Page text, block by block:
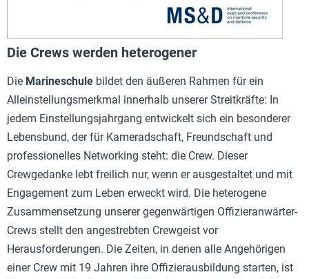
Die Crews werden heterogener
Die Marineschule bildet den äußeren Rahmen für ein
Alleinstellungsmerkmal innerhalb unserer Streitkräfte: In
jedem Einstellungsjahrgang entwickelt sich ein besonderer
Lebensbund, der für Kameradschaft, Freundschaft und
professionelles Networking steht: die Crew. Dieser
Crewgedanke lebt freilich nur, wenn er ausgestaltet und mit
Engagement zum Leben erweckt wird. Die heterogene
Zusammensetzung unserer gegenwärtigen Offizieranwärter-
Crews stellt den angestrebten Crewgeist vor
Herausforderungen. Die Zeiten, in denen alle Angehörigen
einer Crew mit 19 Jahren ihre Offizierausbildung starten, ist